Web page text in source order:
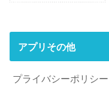
アプリその他
プライバシーポリシー